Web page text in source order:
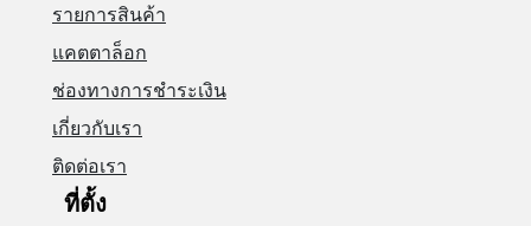
รายการสินค้า
แคตตาล็อก
ช่องทางการชำระเงิน
เกี่ยวกับเรา
ติดต่อเรา
ที่ตั้ง